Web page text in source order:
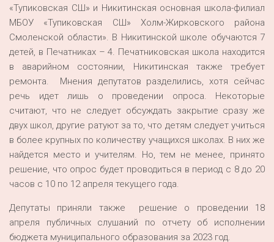
«Тупиковская СШ» и Никитинская основная школа-филиал
МБОУ «Тупиковская СШ» Холм-Жирковского района
Смоленской области». В Никитинской школе обучаются 7
детей, в Печатниках – 4. Печатниковская школа находится
в аварийном состоянии, Никитинская также требует
ремонта. Мнения депутатов разделились, хотя сейчас
речь идет лишь о проведении опроса. Некоторые
считают, что не следует обсуждать закрытие сразу же
двух школ, другие ратуют за то, что детям следует учиться
в более крупных по количеству учащихся школах. В них же
найдется место и учителям. Но, тем не менее, принято
решение, что опрос будет проводиться в период с 8 до 20
часов с 10 по 12 апреля текущего года.
Депутаты приняли также решение о проведении 18
апреля публичных слушаний по отчету об исполнении
бюджета муниципального образования за 2023 год.